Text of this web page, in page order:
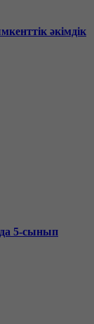
әкімдік
5-сынып